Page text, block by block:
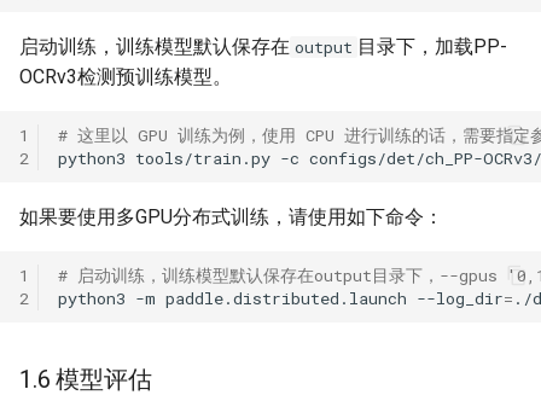
启动训练，训练模型默认保存在 output 目录下，加载PP-
OCRv3检测预训练模型。
1
2
# 这里以 GPU 训练为例，使用 CPU 进行训练的话，需要
python3 tools/train.py -c configs/det/ch_PP-
如果要使用多GPU分布式训练，请使用如下命令：
1
2
# 启动训练，训练模型默认保存在output目录下，--gpus
python3 -m paddle.distributed.launch --log_dir= ./
1.6 模型评估